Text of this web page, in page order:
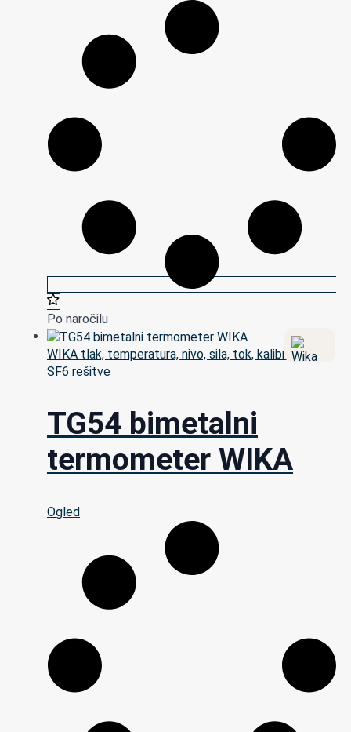
Po naročilu
WIKA tlak, temperatura, nivo, sila, tok, kalibracija in
SF6 rešitve
TG54 bimetalni
termometer WIKA
Ogled